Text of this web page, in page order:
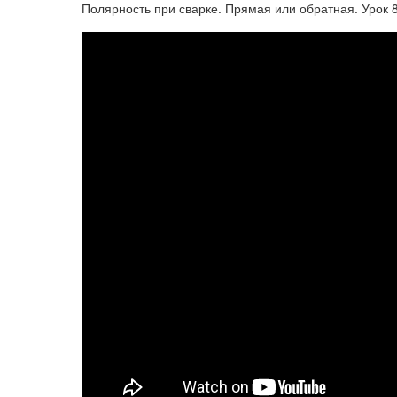
Полярность при сварке. Прямая или обратная. Урок